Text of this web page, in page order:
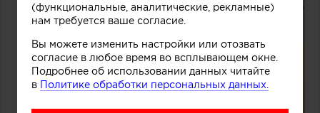
(функциональные, аналитические, рекламные)
нам требуется ваше согласие.
Вы можете изменить настройки или отозвать
согласие в любое время во всплывающем окне.
Подробнее об использовании данных читайте
в Политике обработки персональных данных.